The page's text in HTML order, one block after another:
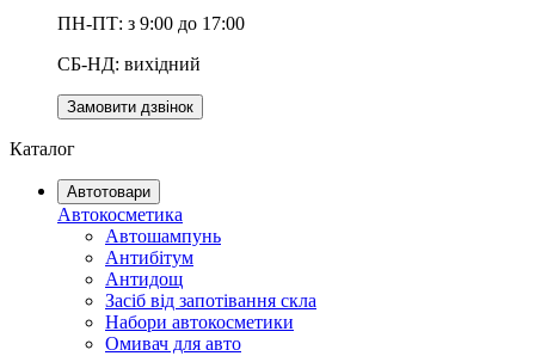
ПН-ПТ: з 9:00 до 17:00
СБ-НД: вихідний
Замовити дзвінок
Каталог
Автотовари
Автокосметика
Автошампунь
Антибітум
Антидощ
Засіб від запотівання скла
Набори автокосметики
Омивач для авто